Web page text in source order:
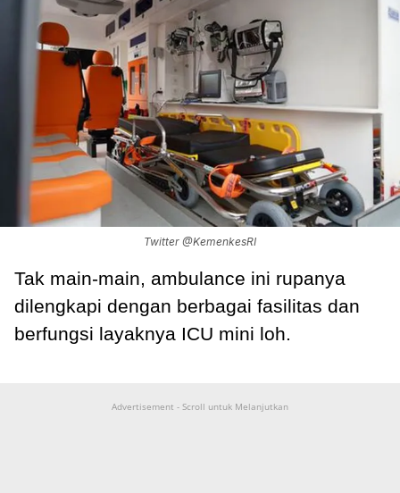
Twitter @KemenkesRI
Tak main-main, ambulance ini rupanya
dilengkapi dengan berbagai fasilitas dan
berfungsi layaknya ICU mini loh.
Advertisement - Scroll untuk Melanjutkan